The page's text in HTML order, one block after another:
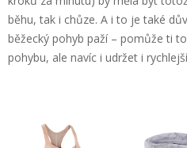
běhu, tak i chůze. A i to je také
běžecký pohyb paží – pomůže ti
pohybu, ale navíc i udržet i